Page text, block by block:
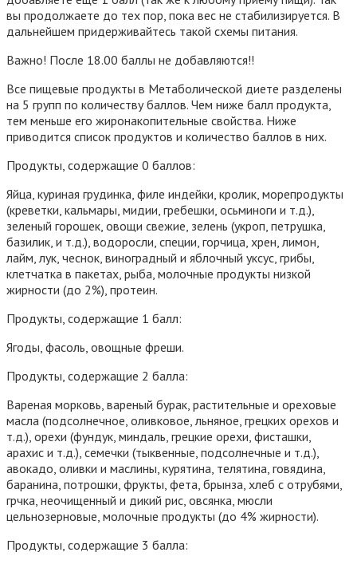
вы продолжаете до тех пор, пока вес не стабилизируется. В
дальнейшем придерживайтесь такой схемы питания.
Важно! После 18.00 баллы не добавляются!!
Все пищевые продукты в Метаболической диете разделены
на 5 групп по количеству баллов. Чем ниже балл продукта,
тем меньше его жиронакопительные свойства. Ниже
приводится список продуктов и количество баллов в них.
Продукты, содержащие 0 баллов:
Яйца, куриная грудинка, филе индейки, кролик, морепродукты
(креветки, кальмары, мидии, гребешки, осьминоги и т.д.),
зеленый горошек, овощи свежие, зелень (укроп, петрушка,
базилик, и т.д.), водоросли, специи, горчица, хрен, лимон,
лайм, лук, чеснок, виноградный и яблочный уксус, грибы,
клетчатка в пакетах, рыба, молочные продукты низкой
жирности (до 2%), протеин.
Продукты, содержащие 1 балл:
Ягоды, фасоль, овощные фреши.
Продукты, содержащие 2 балла:
Вареная морковь, вареный бурак, растительные и ореховые
масла (подсолнечное, оливковое, льняное, грецких орехов и
т.д.), орехи (фундук, миндаль, грецкие орехи, фисташки,
арахис и т.д.), семечки (тыквенные, подсолнечные и т.д.),
авокадо, оливки и маслины, курятина, телятина, говядина,
баранина, потрошки, фрукты, фета, брынза, хлеб с отрубями,
грчка, неочищенный и дикий рис, овсянка, мюсли
цельнозерновые, молочные продукты (до 4% жирности).
Продукты, содержащие 3 балла: